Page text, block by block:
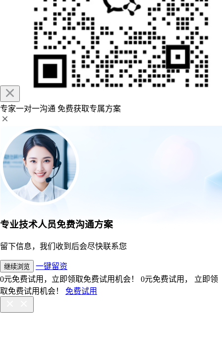
专家一对一沟通 免费获取专属方案
专业技术人员免费沟通方案
留下信息，我们收到后会尽快联系您
继续浏览
一键留资
0元免费试用，立即领取免费试用机会！
0元免费试用， 立即领
取免费试用机会！
免费试用